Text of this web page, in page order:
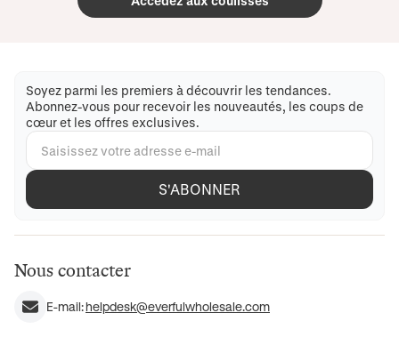
Soyez parmi les premiers à découvrir les tendances.
Abonnez-vous pour recevoir les nouveautés, les coups de
cœur et les offres exclusives.
S'ABONNER
Nous contacter
E-mail:helpdesk@everfulwholesale.com